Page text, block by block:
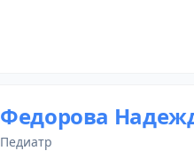
Федорова
педиатр